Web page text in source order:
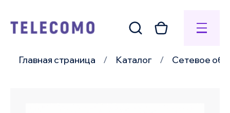
Главная страница Каталог Сетевое